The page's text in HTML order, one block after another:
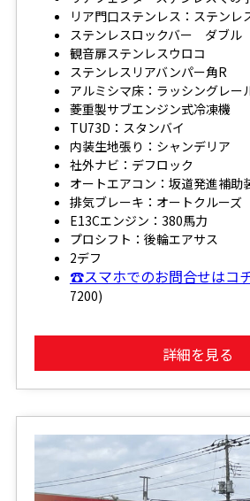
リア門口ステンレス：ステンレ
ステンレスロックバー ダブル
観音扉ステンレスウロコ
ステンレスリアバンパー角R
アルミシマ床：ラッシングレー
菱重製サブエンジン式冷凍機
TU73D：スタンバイ
内装生地張り：シャンデリア
社外ナビ：デフロック
オートエアコン：坂道発進補助
排気ブレーキ：オートクルーズ
E13Cエンジン：380馬力
プロシフト：後輪エアサス
2デフ
☎スマホでのお問合せはコ
7200)
詳細を見る